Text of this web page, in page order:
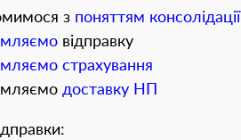
з поняттям консолідації
відправку
страхування
доставку НП